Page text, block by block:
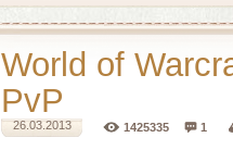
World of
PvP
26.03.2013 1425335 1